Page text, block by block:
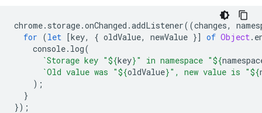
chrome. storage.onChanged .addListener((changes,
for (let [key, { oldValue, newValue }] of Object.
console. log(
`Storage key "${key}" in namespace "${
`Old value was "${oldValue}", new value is "${
);
}
});